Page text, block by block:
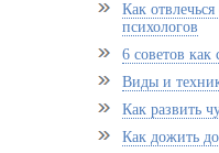
Как
психологов
6 советов как
Виды и
Как развить
Как дожить